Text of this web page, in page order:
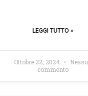
LEGGI TUTTO »
Ottobre 22, 2024
commento